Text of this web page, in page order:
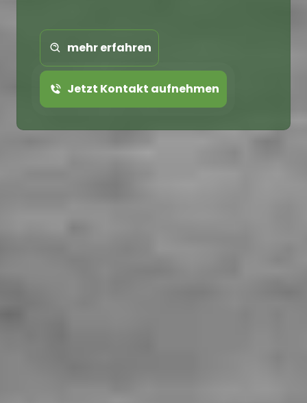
mehr erfahren
Jetzt Kontakt aufnehmen